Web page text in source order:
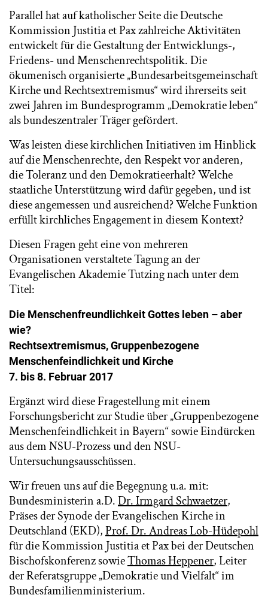
Parallel hat auf katholischer Seite die Deutsche
Kommission Justitia et Pax zahlreiche Aktivitäten
entwickelt für die Gestaltung der Entwicklungs-,
Friedens- und Menschenrechtspolitik. Die
ökumenisch organisierte „Bundesarbeitsgemeinschaft
Kirche und Rechtsextremismus“ wird ihrerseits seit
zwei Jahren im Bundesprogramm „Demokratie leben“
als bundeszentraler Träger gefördert.
Was leisten diese kirchlichen Initiativen im Hinblick
auf die Menschenrechte, den Respekt vor anderen,
die Toleranz und den Demokratieerhalt? Welche
staatliche Unterstützung wird dafür gegeben, und ist
diese angemessen und ausreichend? Welche Funktion
erfüllt kirchliches Engagement in diesem Kontext?
Diesen Fragen geht eine von mehreren
Organisationen verstaltete Tagung an der
Evangelischen Akademie Tutzing nach unter dem
Titel:
Die Menschenfreundlichkeit Gottes leben – aber
wie?
Rechtsextremismus, Gruppenbezogene
Menschenfeindlichkeit und Kirche
7. bis 8. Februar 2017
Ergänzt wird diese Fragestellung mit einem
Forschungsbericht zur Studie über „Gruppenbezogene
Menschenfeindlichkeit in Bayern“ sowie Eindürcken
aus dem NSU-Prozess und den NSU-
Untersuchungsausschüssen.
Wir freuen uns auf die Begegnung u.a. mit:
Bundesministerin a.D.Dr. Irmgard Schwaetzer,
Präses der Synode der Evangelischen Kirche in
Deutschland (EKD),Prof. Dr. Andreas Lob-Hüdepohl
für die Kommission Justitia et Pax bei der Deutschen
Bischofskonferenz sowieThomas Heppener, Leiter
der Referatsgruppe „Demokratie und Vielfalt“ im
Bundesfamilienministerium.